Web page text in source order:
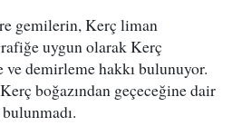
gemilerin, Kerç liman
uygun olarak Kerç
ve demirleme hakkı bulunuyor.
boğazından geçeceğine dair